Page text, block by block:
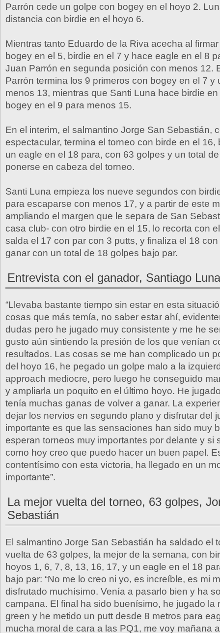
Parrón cede un golpe con bogey en el hoyo 2.
distancia con birdie en el hoyo 6.
Mientras tanto Eduardo de la Riva acecha al
bogey en el 5, birdie en el 7 y hace eagle en el 8
Juan Parrón en segunda posición con menos 12.
Parrón termina los 9 primeros con bogey en el 7 y
menos 13, mientras que Santi Luna hace birdie
bogey en el 9 para menos 15.
En el interim, el salmantino Jorge San Sebastián,
espectacular, termina el torneo con birde en el 16,
un eagle en el 18 para, con 63 golpes y un total
ponerse en cabeza del torneo.
Santi Luna empieza los nueve segundos con
para escaparse con menos 17, y a partir de este
ampliando el margen que le separa de San
casa club- con otro birdie en el 15, lo recorta con
salda el 17 con par con 3 putts, y finaliza el 18
ganar con un total de 18 golpes bajo par.
Entrevista con el ganador, Santiago Luna
“Llevaba bastante tiempo sin estar en esta
cosas que más temía, no saber estar ahí,
dudas pero he jugado muy consistente y me he
gusto aún sintiendo la presión de los que venían
resultados. Las cosas se me han complicado un
del hoyo 16, he pegado un golpe malo a la
approach mediocre, pero luego he conseguido
y ampliarla un poquito en el último hoyo. He
tenía muchas ganas de volver a ganar. La
dejar los nervios en segundo plano y disfrutar del
importante es que las sensaciones han sido muy
esperan torneos muy importantes por delante y si
como hoy creo que puedo hacer un buen papel.
contentísimo con esta victoria, ha llegado en un
importante”.
La mejor vuelta del torneo, 63 golpes,
Sebastián
El salmantino Jorge San Sebastián ha saldado el
vuelta de 63 golpes, la mejor de la semana, con
hoyos 1, 6, 7, 8, 13, 16, 17, y un eagle en el 18
bajo par: “No me lo creo ni yo, es increíble, es mi
disfrutado muchísimo. Venía a pasarlo bien y ha
campana. El final ha sido buenísimo, he jugado la
green y he metido un putt desde 8 metros para
mucha moral de cara a las PQ1, me voy mañana